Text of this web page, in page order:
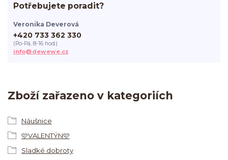
Zboží zařazeno v kategoriích
Náušnice
🩷VALENTÝN🩷
Sladké dobroty
Potřebujete poradit?
Veronika Deverová
+420 733 362 330
(Po-Pá, 8-16 hod.)
info@dewewe.cz